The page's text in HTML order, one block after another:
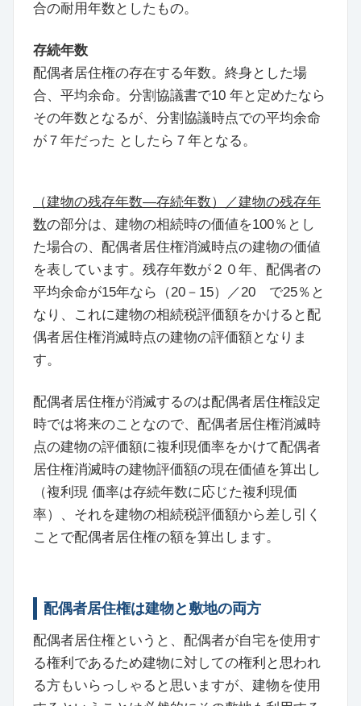
合の耐用年数としたもの。
存続年数
配偶者居住権の存在する年数。終身とした場
合、平均余命。分割協議書で10 年と定めたなら
その年数となるが、分割協議時点での平均余命
が７年だった としたら７年となる。
（建物の残存年数―存続年数）／建物の残存年
数の部分は、建物の相続時の価値を100％とし
た場合の、配偶者居住権消滅時点の建物の価値
を表しています。残存年数が２０年、配偶者の
平均余命が15年なら（20－15）／20 で25％と
なり、これに建物の相続税評価額をかけると配
偶者居住権消滅時点の建物の評価額となりま
す。
配偶者居住権が消滅するのは配偶者居住権設定
時では将来のことなので、配偶者居住権消滅時
点の建物の評価額に複利現価率をかけて配偶者
居住権消滅時の建物評価額の現在価値を算出し
（複利現 価率は存続年数に応じた複利現価
率）、それを建物の相続税評価額から差し引く
ことで配偶者居住権の額を算出します。
配偶者居住権は建物と敷地の両方
配偶者居住権というと、配偶者が自宅を使用す
る権利であるため建物に対しての権利と思われ
る方もいらっしゃると思いますが、建物を使用